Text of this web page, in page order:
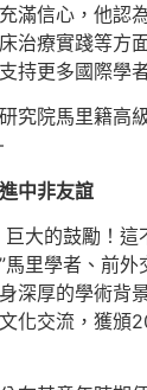
滿信心，他認
治療實踐等方
持更多國際學
究院馬里籍高
中非友誼
巨大的鼓勵！
里學者、前外
深厚的學術背
化交流，獲頒